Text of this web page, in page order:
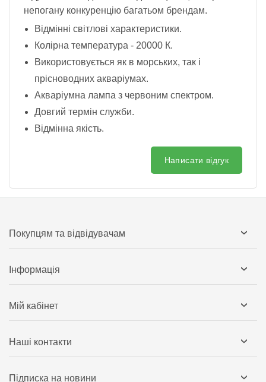
непогану конкуренцію багатьом брендам.
Відмінні світлові характеристики.
Колірна температура - 20000 К.
Використовується як в морських, так і
прісноводних акваріумах.
Акваріумна лампа з червоним спектром.
Довгий термін служби.
Відмінна якість.
Написати відгук
Покупцям та відвідувачам
Інформація
Мій кабінет
Наші контакти
Підписка на новини